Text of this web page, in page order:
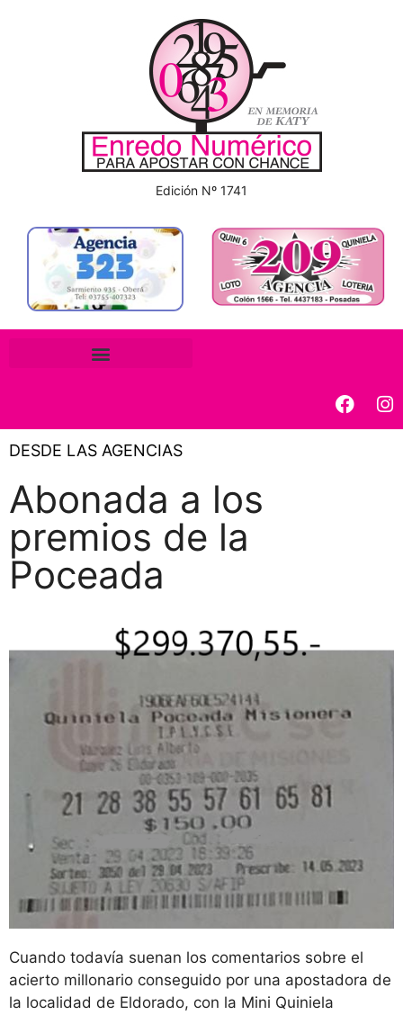
Edición Nº 1741
DESDE LAS AGENCIAS
Abonada a los
premios de la
Poceada
Cuando todavía suenan los comentarios sobre el
acierto millonario conseguido por una apostadora de
la localidad de Eldorado, con la Mini Quiniela